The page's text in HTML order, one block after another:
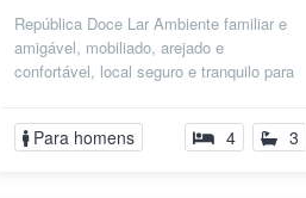
República Doce Lar Ambiente familiar e
amigável, mobiliado, arejado e
confortável, local seguro e tranquilo para
Para homens 4 3